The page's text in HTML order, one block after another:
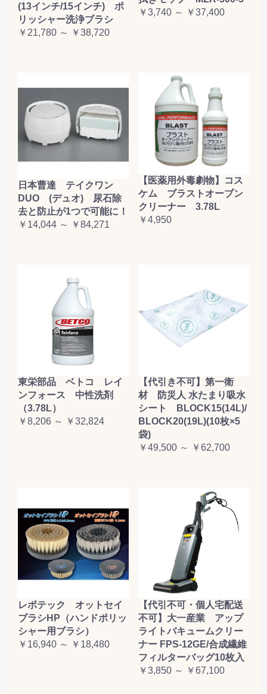
(13インチ/15インチ) ポ
リッシャー洗浄ブラシ
￥21,780 ～ ￥38,720
￥3,740 ～ ￥37,400
日本曹達 テイクワン
DUO (デュオ) 尿石除
去と防止が1つで可能に！
￥14,044 ～ ￥84,271
【医薬用外毒劇物】コス
ケム ブラストオーブン
クリーナー 3.78L
￥4,950
東栄部品 ベトコ レイ
ンフォース 中性洗剤
（3.78L）
￥8,206 ～ ￥32,824
【代引き不可】第一衛
材 防災人 水たまり吸水
シート BLOCK15(14L)/
BLOCK20(19L)(10枚×5
袋)
￥49,500 ～ ￥62,700
レボテック オットセイ
ブラシHP（ハンドポリッ
シャー用ブラシ）
￥16,940 ～ ￥18,480
【代引不可・個人宅配送
不可】大一産業 アップ
ライトバキュームクリー
ナー FPS-12GE/合成繊維
フィルターバッグ10枚入
￥3,850 ～ ￥67,100